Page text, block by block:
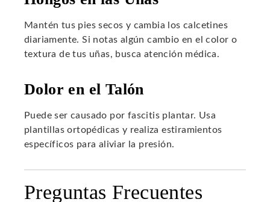
Mantén tus pies secos y cambia los calcetines
diariamente. Si notas algún cambio en el color o
textura de tus uñas, busca atención médica.
Dolor en el Talón
Puede ser causado por fascitis plantar. Usa
plantillas ortopédicas y realiza estiramientos
específicos para aliviar la presión.
Preguntas Frecuentes